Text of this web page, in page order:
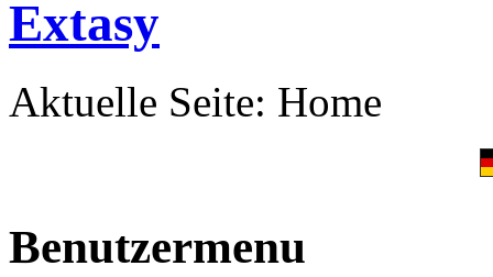
Aktuelle Seite: Home
Benutzermenu